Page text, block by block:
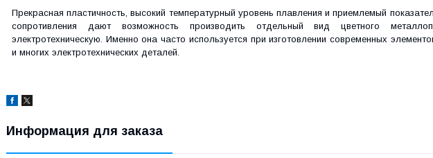
Прекрасная пластичность, высокий температурный уровень плавления и приемлемый
сопротивления дают возможность производить отдельный вид цветного
электротехническую. Именно она часто используется при изготовлении современных
и многих электротехнических деталей.
Информация для заказа